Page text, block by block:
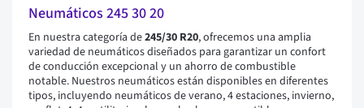
Neumáticos 245 30 20
En nuestra categoría de245/30 R20, ofrecemos una amplia
variedad de neumáticos diseñados para garantizar un confort
de conducción excepcional y un ahorro de combustible
notable. Nuestros neumáticos están disponibles en diferentes
tipos, incluyendo neumáticos de verano, 4 estaciones, invierno,